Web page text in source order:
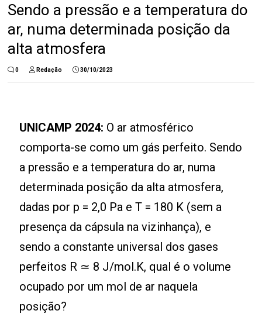
Sendo a pressão e a temperatura do
ar, numa determinada posição da
alta atmosfera
0 Redação 30/10/2023
UNICAMP 2024: O ar atmosférico
comporta-se como um gás perfeito. Sendo
a pressão e a temperatura do ar, numa
determinada posição da alta atmosfera,
dadas por p = 2,0 Pa e T = 180 K (sem a
presença da cápsula na vizinhança), e
sendo a constante universal dos gases
perfeitos R ≃ 8 J/mol.K, qual é o volume
ocupado por um mol de ar naquela
posição?